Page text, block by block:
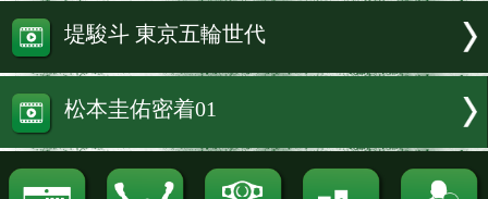
(習志野高校)とはいったい何者!?と思う
いだろうか。そこで今回は、史上初の
で世界2階級制覇王者の粟生隆寛(現・帝
出した千葉の名門高校に通う堤に登場
だこう!